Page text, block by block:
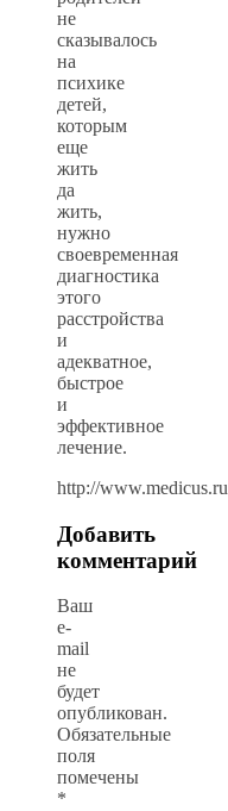
не
сказывалось
на
психике
детей,
которым
еще
жить
да
жить,
нужно
своевременная
диагностика
этого
расстройства
и
адекватное,
быстрое
и
эффективное
лечение.
http://www.medicus.ru
Добавить
комментарий
Ваш
e-
mail
не
будет
опубликован.
Обязательные
поля
помечены
*